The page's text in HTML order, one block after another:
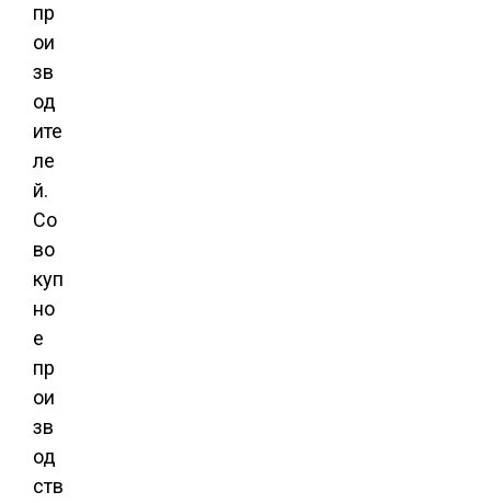
пр
ои
зв
од
ите
ле
й.
Со
во
куп
но
е
пр
ои
зв
од
ств